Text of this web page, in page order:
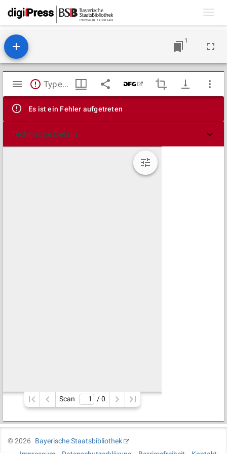
1
Mirador
Viewer
TypeError: Failed to fetch
Es ist ein Fehler aufgetreten
Technische Details
Scan / 0
©2026
Bayerische Staatsbibliothek